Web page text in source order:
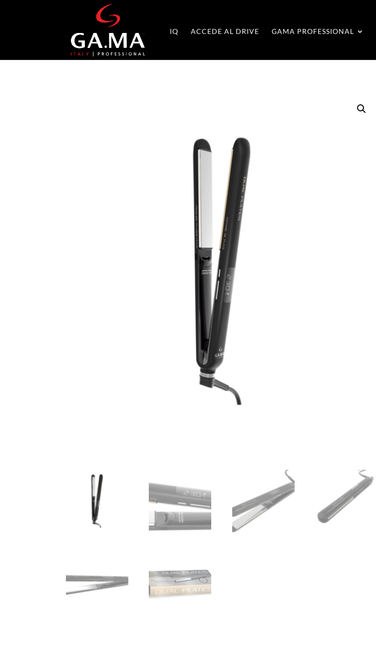
IQ ACCEDE AL DRIVE GAMA PROFESSIONAL